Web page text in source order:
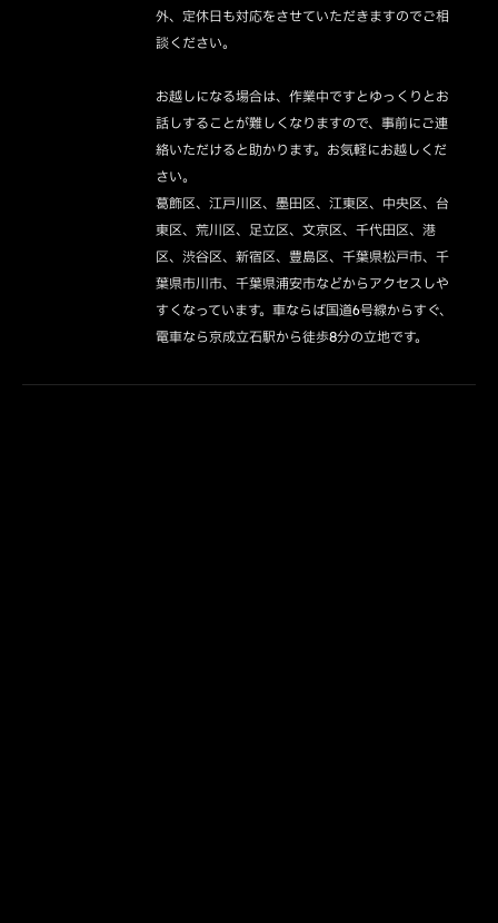
外、定休日も対応をさせていただきますのでご相
談ください。
お越しになる場合は、作業中ですとゆっくりとお
話しすることが難しくなりますので、事前にご連
絡いただけると助かります。お気軽にお越しくだ
さい。
葛飾区、江戸川区、墨田区、江東区、中央区、台
東区、荒川区、足立区、文京区、千代田区、港
区、渋谷区、新宿区、豊島区、千葉県松戸市、千
葉県市川市、千葉県浦安市などからアクセスしや
すくなっています。車ならば国道6号線からすぐ、
電車なら京成立石駅から徒歩8分の立地です。